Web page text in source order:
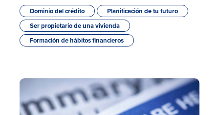
Dominio del crédito
Planificación de tu futuro
Ser propietario de una vivienda
Formación de hábitos financieros